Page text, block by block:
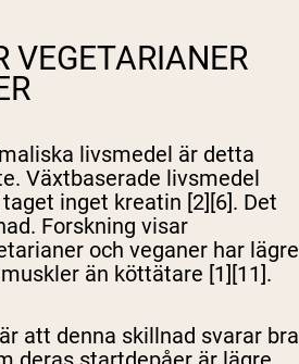
VEGETARIANER
livsmedel är detta
Växtbaserade livsmedel
inget kreatin [2][6]. Det
Forskning visar
och veganer har lägre
än köttätare [1][11].
att denna skillnad svarar bra
Language: